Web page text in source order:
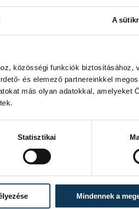
A
közösségi funkciók biztosításához,
és elemező partnereinkkel
más olyan adatokkal, amelyeket
Statisztikai
Mindennek a
Mi
nevelés
Klub
városi
A tartós
elé